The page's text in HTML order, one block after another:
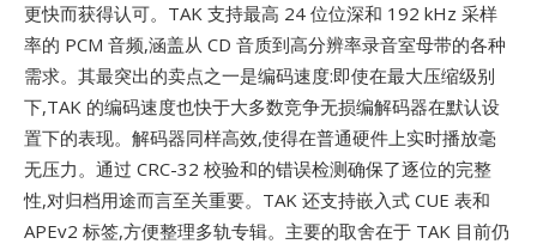
更快而获得认可。TAK 支持最高 24 位位深和 192 kHz 采样
率的 PCM 音频,涵盖从 CD 音质到高分辨率录音室母带的各种
需求。其最突出的卖点之一是编码速度:即使在最大压缩级别
下,TAK 的编码速度也快于大多数竞争无损编解码器在默认设
置下的表现。解码器同样高效,使得在普通硬件上实时播放毫
无压力。通过 CRC-32 校验和的错误检测确保了逐位的完整
性,对归档用途而言至关重要。TAK 还支持嵌入式 CUE 表和
APEv2 标签,方便整理多轨专辑。主要的取舍在于 TAK 目前仍